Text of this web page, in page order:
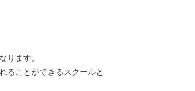
ります。
ることができるスクールと